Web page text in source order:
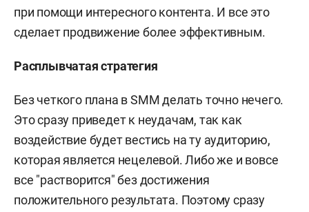
при помощи интересного контента. И все это
сделает продвижение более эффективным.
Расплывчатая стратегия
Без четкого плана в SMM делать точно нечего.
Это сразу приведет к неудачам, так как
воздействие будет вестись на ту аудиторию,
которая является нецелевой. Либо же и вовсе
все "растворится" без достижения
положительного результата. Поэтому сразу